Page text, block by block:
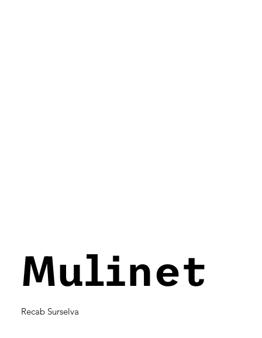
Mulinet
Recab Surselva